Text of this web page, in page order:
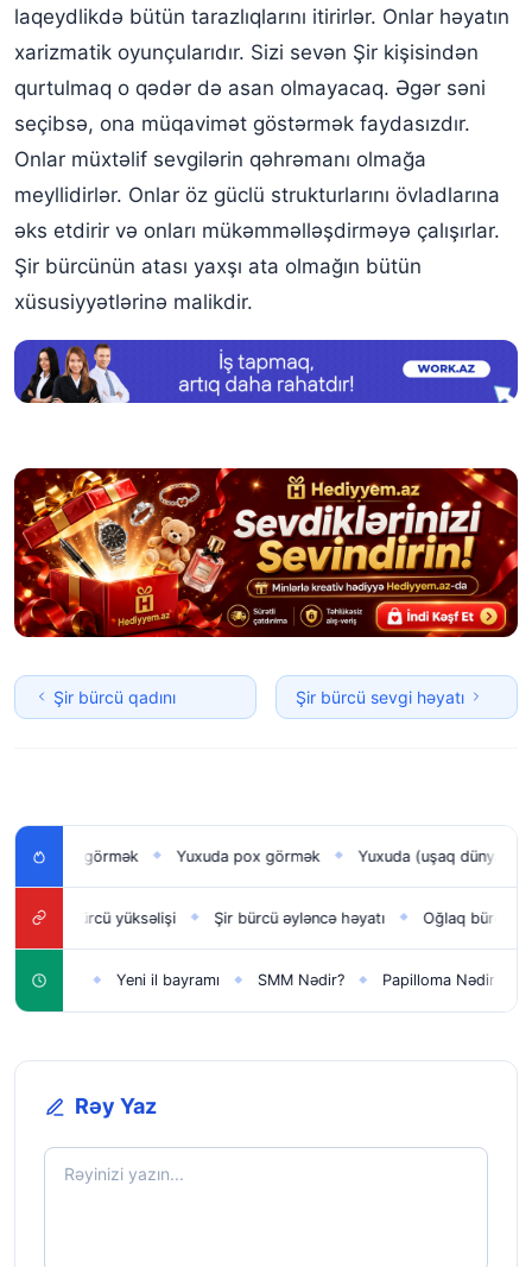
laqeydlikdə bütün tarazlıqlarını itirirlər. Onlar həyatın
xarizmatik oyunçularıdır. Sizi sevən Şir kişisindən
qurtulmaq o qədər də asan olmayacaq. Əgər səni
seçibsə, ona müqavimət göstərmək faydasızdır.
Onlar müxtəlif sevgilərin qəhrəmanı olmağa
meyllidirlər. Onlar öz güclü strukturlarını övladlarına
əks etdirir və onları mükəmməlləşdirməyə çalışırlar.
Şir bürcünün atası yaxşı ata olmağın bütün
xüsusiyyətlərinə malikdir.
Şir bürcü qadını Şir bürcü sevgi həyatı
uşağı görmək ◆ Yuxuda pox görmək ◆ Yuxuda (uşaq dünyaya
Qoç bürcü yüksəlişi ◆ Şir bürcü əyləncə həyatı ◆ Oğlaq bürcü iş
üçün Yeni il bayramı ◆ SMM Nədir? ◆ Papilloma Nədir?
Rəy Yaz